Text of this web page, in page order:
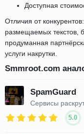
Доступная
Отличия от
размещаемых текстов,
продуманная
услуги накрутки.
Smmroot.com
SpamGuard
Сервисы
5.0